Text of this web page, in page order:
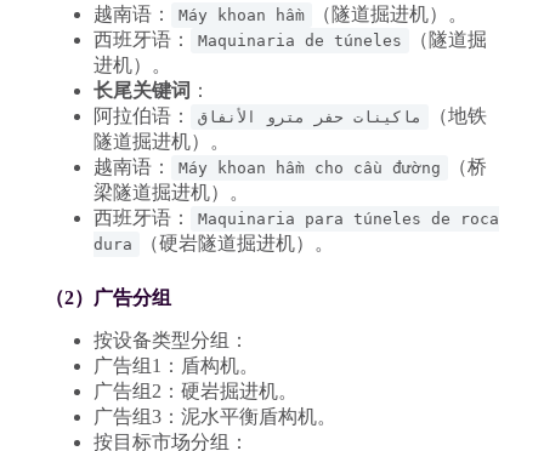
越南语：
Máy khoan hầm
（隧道掘进机）。
西班牙语：
Maquinaria de túneles
（隧道掘
进机）。
长尾关键词 ：
阿拉伯语：
ماكينات حفر مترو الأنفاق
（地铁
隧道掘进机）。
越南语：
Máy khoan hầm cho cầu đường
（桥
梁隧道掘进机）。
西班牙语：
Maquinaria para túneles de roca
dura
（硬岩隧道掘进机）。
（2）广告分组
按设备类型分组：
广告组1：盾构机。
广告组2：硬岩掘进机。
广告组3：泥水平衡盾构机。
按目标市场分组：